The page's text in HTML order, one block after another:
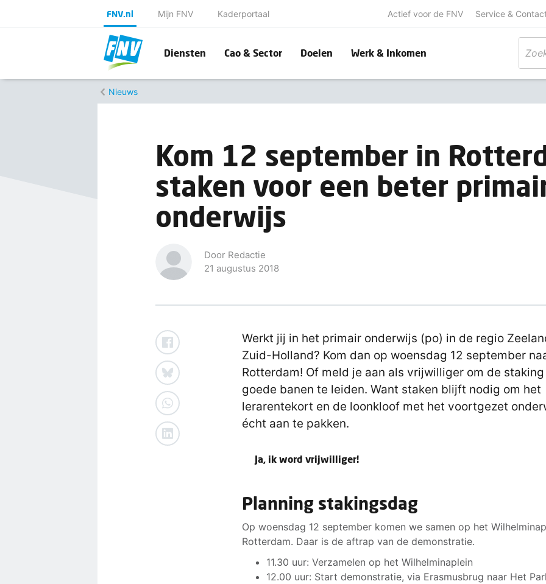
FNV.nl Mijn FNV Kaderportaal Actief voor de FNV Service &
Diensten Cao & Sector Doelen Werk & Inkomen
Nieuws
Kom 12 september in
staken voor een beter
onderwijs
Door Redactie
21 augustus 2018
Werkt jij in het primair onderwijs (po) in de regio
Zuid-Holland? Kom dan op woensdag 12 september
Rotterdam! Of meld je aan als vrijwilliger om de
goede banen te leiden. Want staken blijft nodig om het
lerarentekort en de loonkloof met het voortgezet
écht aan te pakken.
Ja, ik word vrijwilliger!
Planning stakingsdag
Op woensdag 12 september komen we samen op het
Rotterdam. Daar is de aftrap van de demonstratie.
11.30 uur: Verzamelen op het Wilhelminaplein
12.00 uur: Start demonstratie, via Erasmusbrug naar Het